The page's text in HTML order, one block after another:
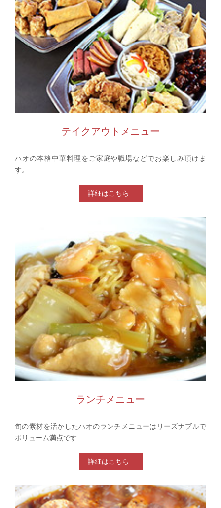
テイクアウトメニュー
ハオの本格中華料理をご家庭や職場などでお楽しみ頂けま
す。
詳細はこちら
ランチメニュー
旬の素材を活かしたハオのランチメニューはリーズナブルで
ボリューム満点です
詳細はこちら